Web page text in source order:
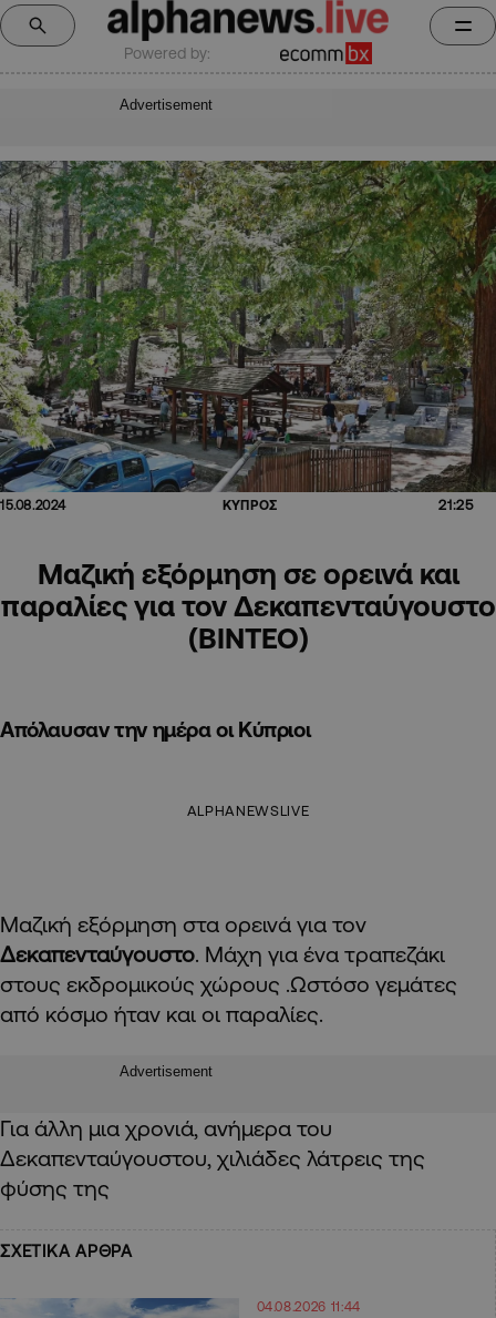
Powered by:
Advertisement
15.08.2024 ΚΥΠΡΟΣ 21:25
Μαζική εξόρμηση σε ορεινά και
παραλίες για τον Δεκαπενταύγουστο
(ΒΙΝΤΕΟ)
Απόλαυσαν την ημέρα οι Κύπριοι
ALPHANEWSLIVE
Μαζική εξόρμηση στα ορεινά για τον
Δεκαπενταύγουστο. Μάχη για ένα τραπεζάκι
στους εκδρομικούς χώρους .Ωστόσο γεμάτες
από κόσμο ήταν και οι παραλίες.
Advertisement
Για άλλη μια χρονιά, ανήμερα του
Δεκαπενταύγουστου, χιλιάδες λάτρεις της
φύσης της
ΣΧΕΤΙΚΑ ΑΡΘΡΑ
04.08.2026 11:44